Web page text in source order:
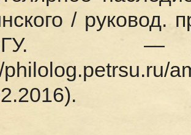
/ руковод.
philolog.petrsu.ru/